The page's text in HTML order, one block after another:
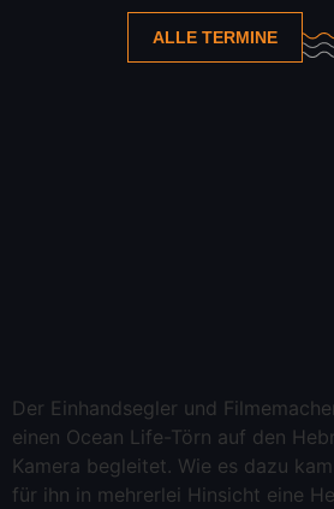
ALLE TERMINE
Der Einhandsegler und
einen Ocean Life-Törn auf den
Kamera begleitet. Wie es dazu
für ihn in mehrerlei Hinsicht eine